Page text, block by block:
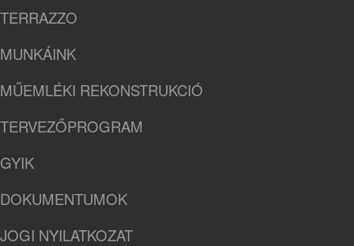
TERRAZZO
MUNKÁINK
MŰEMLÉKI REKONSTRUKCIÓ
TERVEZŐPROGRAM
GYIK
DOKUMENTUMOK
JOGI NYILATKOZAT